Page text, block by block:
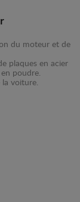
du moteur et de
plaques en acier
poudre.
la voiture.